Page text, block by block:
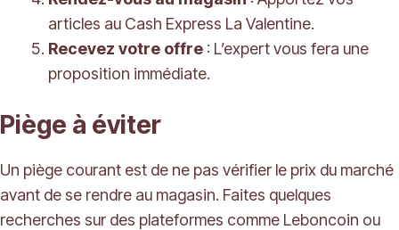
articles au Cash Express La Valentine.
Recevez votre offre : L’expert vous fera une
proposition immédiate.
Piège à éviter
Un piège courant est de ne pas vérifier le prix du marché
avant de se rendre au magasin. Faites quelques
recherches sur des plateformes comme Leboncoin ou